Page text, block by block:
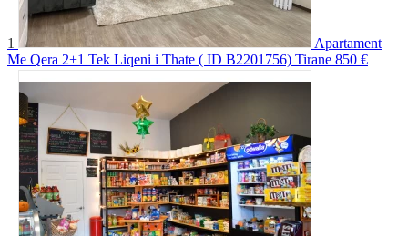
1
Apartament
Me Qera 2+1 Tek Liqeni i Thate ( ID B2201756) Tirane 850 €